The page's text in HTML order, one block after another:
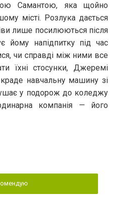
Самантою, яка щойно
місті. Розлука дається
лише посилюються після
йому напідпитку під час
чи справді між ними все
їхні стосунки, Джеремі
навчальну машину зі
у подорож до коледжу
компанія — його